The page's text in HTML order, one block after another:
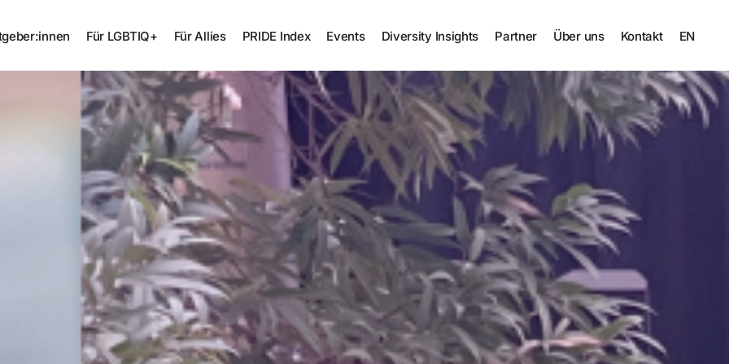
Für LGBTIQ+ Für Allies PRIDE Index Events Diversity Insights Partner Über uns Kontakt EN